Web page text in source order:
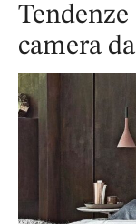
camera